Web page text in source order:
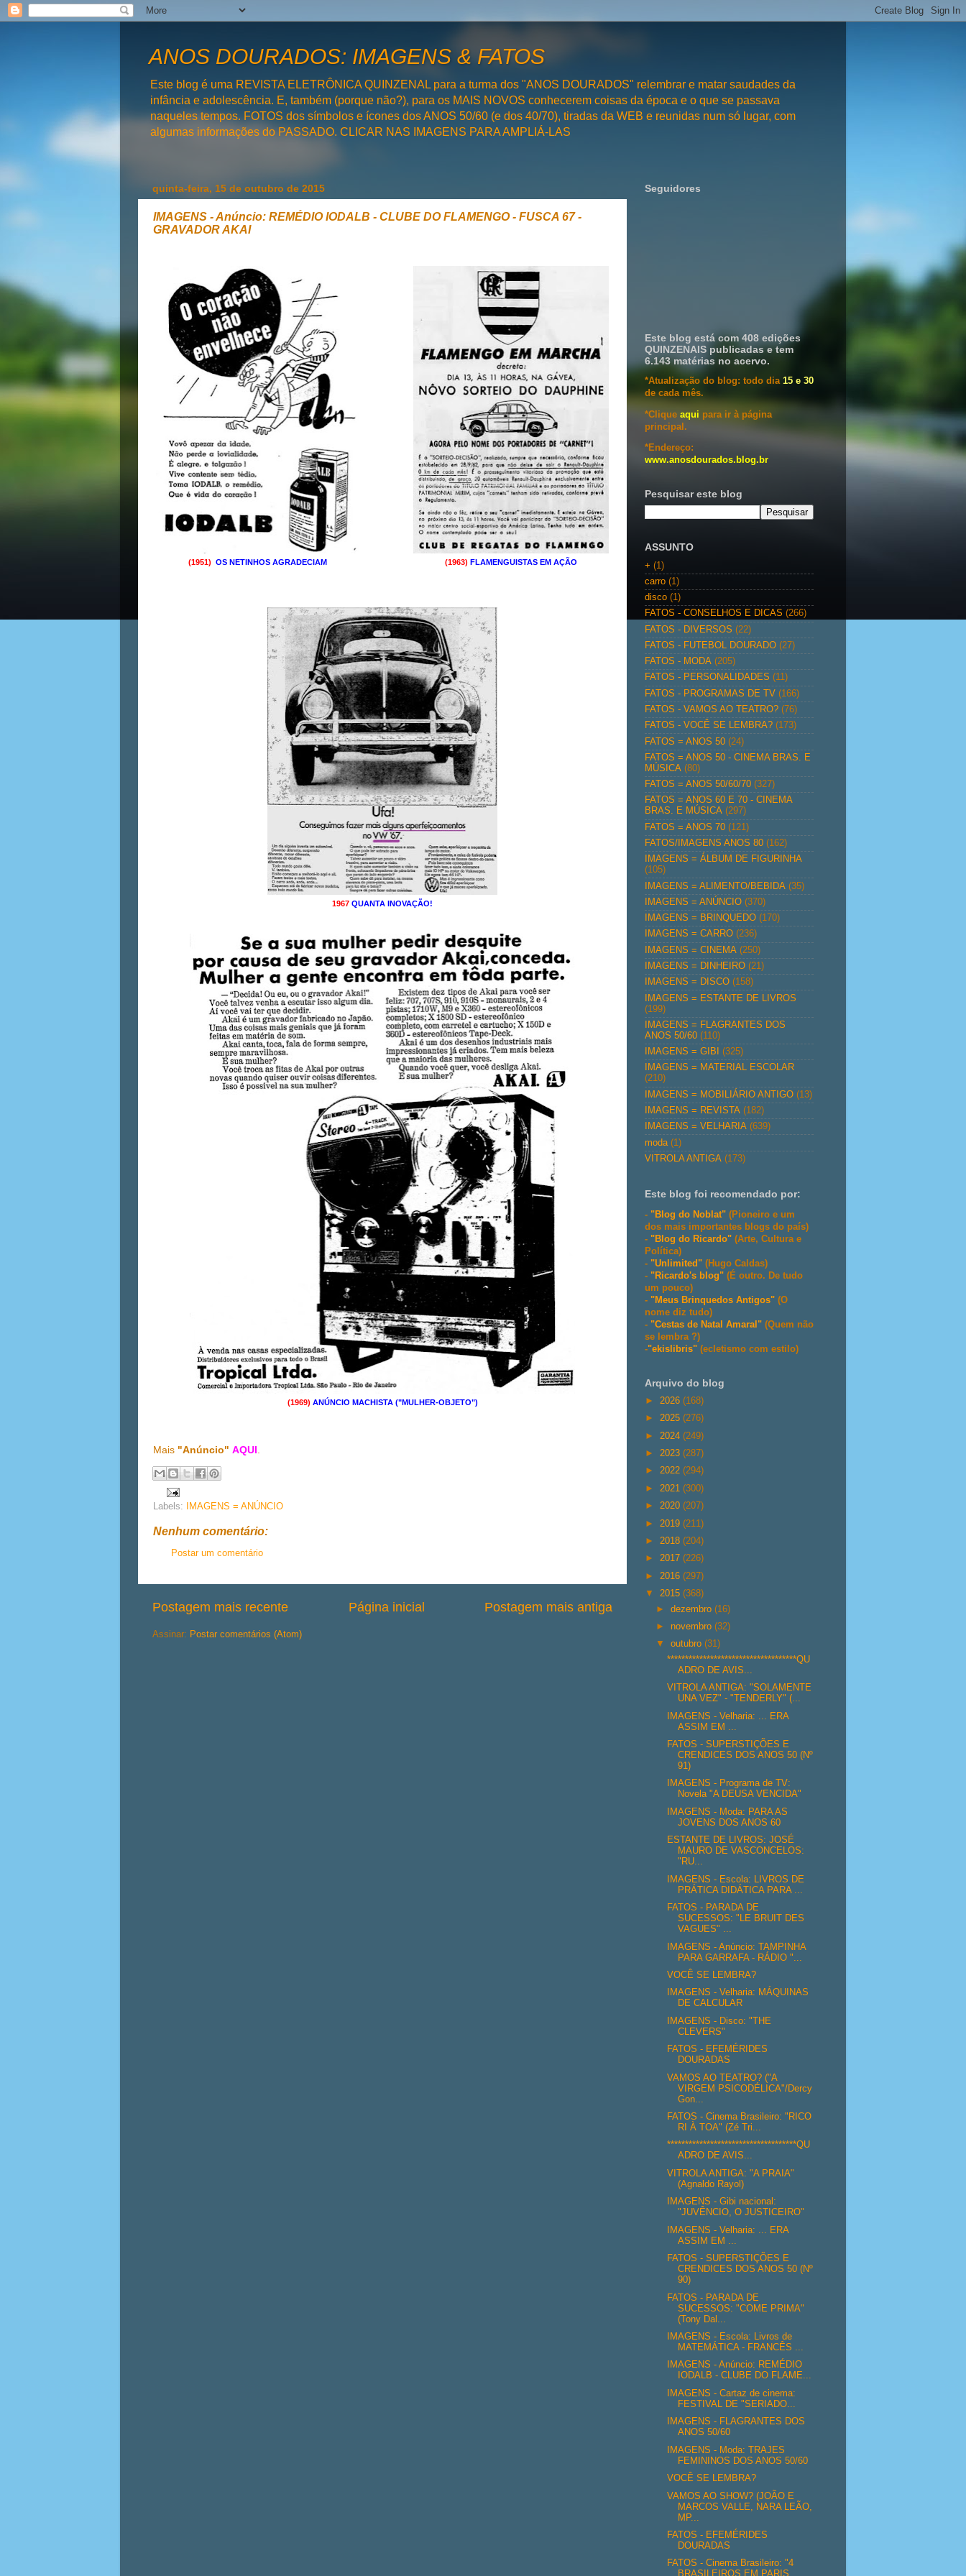
ANOS DOURADOS: IMAGENS & FATOS
Este blog é uma REVISTA ELETRÔNICA QUINZENAL para a turma dos "ANOS DOURADOS" relembrar e matar saudades da
infância e adolescência. E, também (porque não?), para os MAIS NOVOS conhecerem coisas da época e o que se passava
naqueles tempos. FOTOS dos símbolos e ícones dos ANOS 50/60 (e dos 40/70), tiradas da WEB e reunidas num só lugar, com
algumas informações do PASSADO. CLICAR NAS IMAGENS PARA AMPLIÁ-LAS
quinta-feira, 15 de outubro de 2015
IMAGENS - Anúncio: REMÉDIO IODALB - CLUBE DO FLAMENGO - FUSCA 67 -
GRAVADOR AKAI
(1951) OS NETINHOS AGRADECIAM (1963) FLAMENGUISTAS EM AÇÃO
1967 QUANTA INOVAÇÃO!
(1969) ANÚNCIO MACHISTA ("MULHER-OBJETO")
Mais "Anúncio" AQUI.
Labels: IMAGENS = ANÚNCIO
Nenhum comentário:
Postar um comentário
Postagem mais recente Postagem mais antiga
Página inicial
Assinar: Postar comentários (Atom)
Seguidores
Este blog está com 408 edições
QUINZENAIS publicadas e tem
6.143 matérias no acervo.
*Atualização do blog: todo dia 15 e 30
de cada mês.
*Clique aqui para ir à página
principal.
*Endereço:
www.anosdourados.blog.br
Pesquisar este blog
ASSUNTO
+ (1)
carro (1)
disco (1)
FATOS - CONSELHOS E DICAS (266)
FATOS - DIVERSOS (22)
FATOS - FUTEBOL DOURADO (27)
FATOS - MODA (205)
FATOS - PERSONALIDADES (11)
FATOS - PROGRAMAS DE TV (166)
FATOS - VAMOS AO TEATRO? (76)
FATOS - VOCÊ SE LEMBRA? (173)
FATOS = ANOS 50 (24)
FATOS = ANOS 50 - CINEMA BRAS. E
MÚSICA (80)
FATOS = ANOS 50/60/70 (327)
FATOS = ANOS 60 E 70 - CINEMA
BRAS. E MÚSICA (297)
FATOS = ANOS 70 (121)
FATOS/IMAGENS ANOS 80 (162)
IMAGENS = ÁLBUM DE FIGURINHA
(105)
IMAGENS = ALIMENTO/BEBIDA (35)
IMAGENS = ANÚNCIO (370)
IMAGENS = BRINQUEDO (170)
IMAGENS = CARRO (236)
IMAGENS = CINEMA (250)
IMAGENS = DINHEIRO (21)
IMAGENS = DISCO (158)
IMAGENS = ESTANTE DE LIVROS
(199)
IMAGENS = FLAGRANTES DOS
ANOS 50/60 (110)
IMAGENS = GIBI
(325)
IMAGENS = MATERIAL ESCOLAR
(210)
IMAGENS = MOBILIÁRIO ANTIGO (13)
IMAGENS = REVISTA (182)
IMAGENS = VELHARIA (639)
moda (1)
VITROLA ANTIGA (173)
Este blog foi recomendado por:
- "Blog do Noblat" (Pioneiro e um
dos mais importantes blogs do país)
- "Blog do Ricardo" (Arte, Cultura e
Política)
- "Unlimited" (Hugo Caldas)
- "Ricardo's blog" (É outro. De tudo
um pouco)
- "Meus Brinquedos Antigos" (O
nome diz tudo)
- "Cestas de Natal Amaral" (Quem não
se lembra ?)
-"ekislibris" (ecletismo com estilo)
Arquivo do blog
► 2026 (168)
► 2025 (276)
► 2024 (249)
► 2023 (287)
► 2022 (294)
► 2021 (300)
► 2020 (207)
► 2019 (211)
► 2018 (204)
► 2017 (226)
► 2016 (297)
▼ 2015 (368)
►dezembro(16)
► novembro(32)
▼outubro(31)
************************************QU
ADRO DE AVIS...
VITROLA ANTIGA: "SOLAMENTE
UNA VEZ" - "TENDERLY" (...
IMAGENS - Velharia: ... ERA
ASSIM EM ...
FATOS - SUPERSTIÇÕES E
CRENDICES DOS ANOS 50 (Nº
91)
IMAGENS - Programa de TV:
Novela "A DEUSA VENCIDA"
IMAGENS - Moda: PARA AS
JOVENS DOS ANOS 60
ESTANTE DE LIVROS: JOSÉ
MAURO DE VASCONCELOS:
"RU...
IMAGENS - Escola: LIVROS DE
PRÁTICA DIDÁTICA PARA ...
FATOS - PARADA DE
SUCESSOS: "LE BRUIT DES
VAGUES" ...
IMAGENS - Anúncio: TAMPINHA
PARA GARRAFA - RÁDIO "...
VOCÊ SE LEMBRA?
IMAGENS - Velharia: MÁQUINAS
DE CALCULAR
IMAGENS - Disco: "THE
CLEVERS"
FATOS - EFEMÉRIDES
DOURADAS
VAMOS AO TEATRO? ("A
VIRGEM PSICODÉLICA"/Dercy
Gon...
FATOS - Cinema Brasileiro: "RICO
RI À TOA" (Zé Tri...
************************************QU
ADRO DE AVIS...
VITROLA ANTIGA: "A PRAIA"
(Agnaldo Rayol)
IMAGENS - Gibi nacional:
"JUVÊNCIO, O JUSTICEIRO"
IMAGENS - Velharia: ... ERA
ASSIM EM ...
FATOS - SUPERSTIÇÕES E
CRENDICES DOS ANOS 50 (Nº
90)
FATOS - PARADA DE
SUCESSOS: "COME PRIMA"
(Tony Dal...
IMAGENS - Escola: Livros de
MATEMÁTICA - FRANCÊS ...
IMAGENS - Anúncio: REMÉDIO
IODALB - CLUBE DO FLAME...
IMAGENS - Cartaz de cinema:
FESTIVAL DE "SERIADO...
IMAGENS - FLAGRANTES DOS
ANOS 50/60
IMAGENS - Moda: TRAJES
FEMININOS DOS ANOS 50/60
VOCÊ SE LEMBRA?
VAMOS AO SHOW? (JOÃO E
MARCOS VALLE, NARA LEÃO,
MP...
FATOS - EFEMÉRIDES
DOURADAS
FATOS - Cinema Brasileiro: "4